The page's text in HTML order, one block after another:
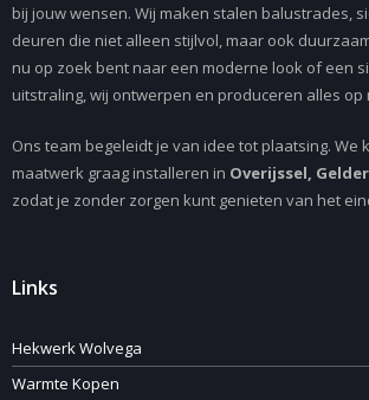
bij jouw wensen. Wij maken stalen balustrades,
deuren die niet alleen stijlvol, maar ook
nu op zoek bent naar een moderne look of een
uitstraling, wij ontwerpen en produceren alles op
Ons team begeleidt je van idee tot plaatsing. We
maatwerk graag installeren in Overijssel,
zodat je zonder zorgen kunt genieten van het
Links
Hekwerk Wolvega
Warmte Kopen